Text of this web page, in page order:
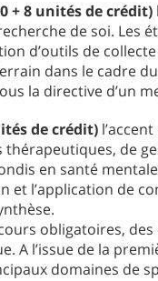
+ 8 unités de crédit)
de soi.
d’outils de
dans le cadre
la directive d’un
de crédit)
de
en santé
et l’application de
obligatoires,
A l’issue de la
domaines de